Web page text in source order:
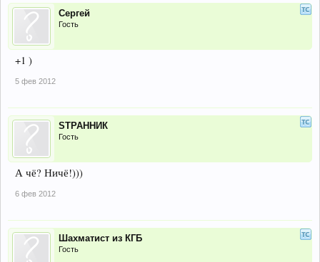
Сергей
Гость
+1 )
5 фев 2012
SТРАННИК
Гость
А чё? Ничё!)))
6 фев 2012
Шахматист из КГБ
Гость